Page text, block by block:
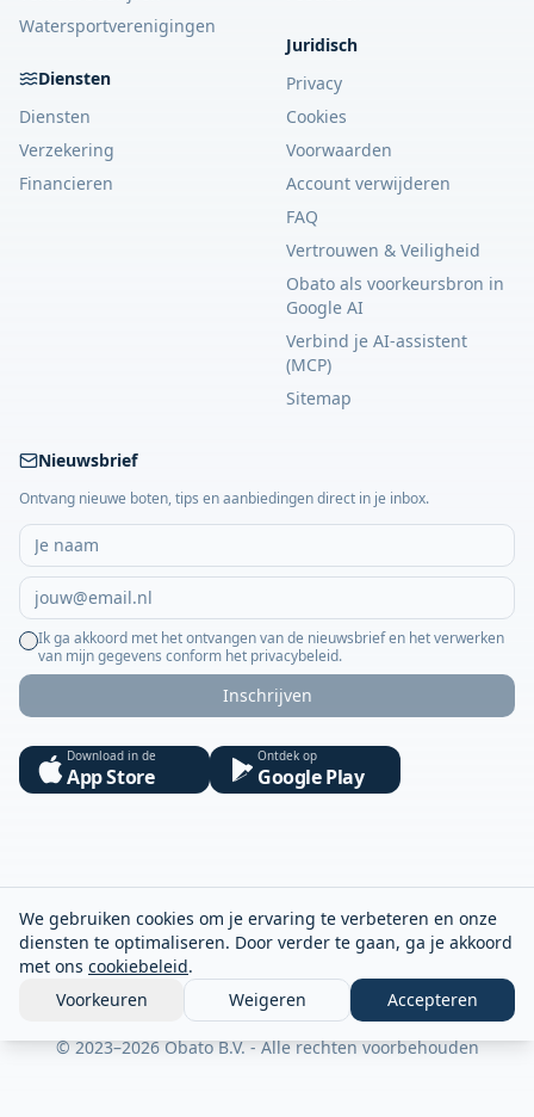
We gebruiken cookies om je ervaring te verbeteren en onze
diensten te optimaliseren. Door verder te gaan, ga je akkoord
met ons cookiebeleid.
Voorkeuren
Weigeren Accepteren
Watersportverenigingen
Diensten
Diensten
Verzekering
Financieren
Juridisch
Privacy
Cookies
Voorwaarden
Account verwijderen
FAQ
Vertrouwen & Veiligheid
Obato als voorkeursbron in
Google AI
Verbind je AI-assistent
(MCP)
Sitemap
Nieuwsbrief
Ontvang nieuwe boten, tips en aanbiedingen direct in je inbox.
Ik ga akkoord met het ontvangen van de nieuwsbrief en het verwerken
van mijn gegevens conform het privacybeleid.
Inschrijven
Download in de
App Store
Ontdek op
Google Play
© 2023–2026 Obato B.V. - Alle rechten voorbehouden